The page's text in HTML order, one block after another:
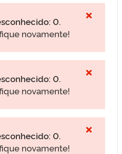
0.
novamente!
0.
novamente!
0.
novamente!